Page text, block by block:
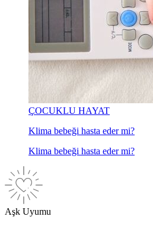
ÇOCUKLU HAYAT
Klima bebeği hasta eder mi?
Klima bebeği hasta eder mi?
Aşk Uyumu